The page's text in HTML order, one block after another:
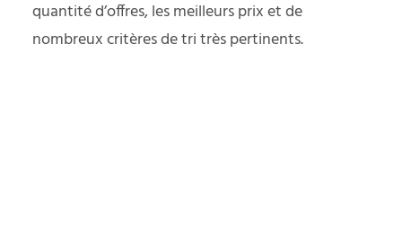
quantité d’offres, les meilleurs prix et de
nombreux critères de tri très pertinents.